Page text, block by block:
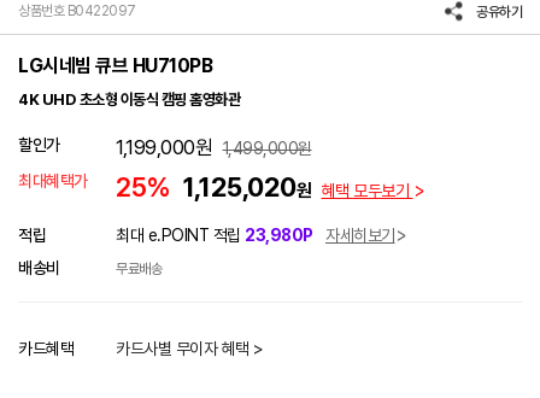
상품번호 B0422097 공유하기
LG시네빔 큐브 HU710PB
4K UHD 초소형 이동식 캠핑 홈영화관
할인가 1,199,000원 1,499,000원
최대혜택가
25% 1,125,020원 혜택 모두보기
적립 최대 e.POINT 적립 23,980P
자세히보기
배송비
무료배송
카드혜택 카드사별 무이자 혜택 >